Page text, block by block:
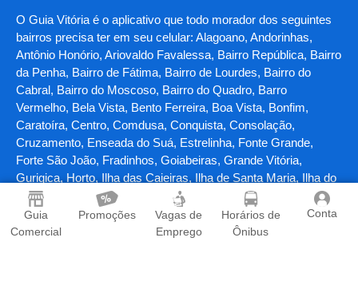
Guia
Comercial
Promoções
Vagas de
Emprego
Horários de
Ônibus
Conta
O Guia Vitória é o aplicativo que todo morador dos seguintes
bairros precisa ter em seu celular: Alagoano, Andorinhas,
Antônio Honório, Ariovaldo Favalessa, Bairro República, Bairro
da Penha, Bairro de Fátima, Bairro de Lourdes, Bairro do
Cabral, Bairro do Moscoso, Bairro do Quadro, Barro
Vermelho, Bela Vista, Bento Ferreira, Boa Vista, Bonfim,
Caratoíra, Centro, Comdusa, Conquista, Consolação,
Cruzamento, Enseada do Suá, Estrelinha, Fonte Grande,
Forte São João, Fradinhos, Goiabeiras, Grande Vitória,
Gurigica, Horto, Ilha das Caieiras, Ilha de Santa Maria, Ilha do
Boi, Ilha do Frade, Ilha do Príncipe, Inhanguetá, Itararé,
Jabour, Jardim Camburi, Jardim da Penha, Jesus de
Nazareth, Joana D'Arc, Jucutuquara, Maria Ortiz, Maruípe,